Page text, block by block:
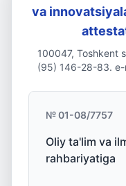
va
100047, Toshkent
(95) 146-28-83. e-
№ 01-08/7757
Oliy ta'lim va
rahbariyatiga